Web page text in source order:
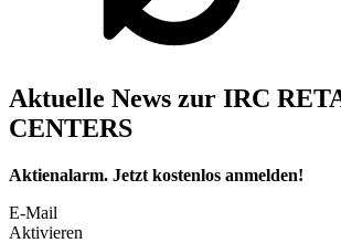
Aktuelle News zur IRC
CENTERS
Aktienalarm. Jetzt kostenlos anmelden!
E-Mail
Aktivieren